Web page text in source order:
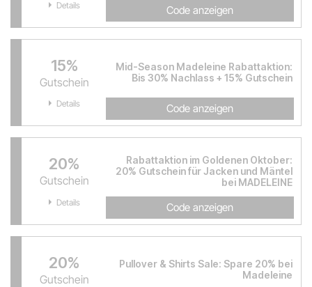
Details Code anzeigen
15%
Gutschein
Mid-Season Madeleine Rabattaktion:
Bis 30% Nachlass + 15% Gutschein
Details Code anzeigen
20%
Gutschein
Rabattaktion im Goldenen Oktober:
20% Gutschein für Jacken und Mäntel
bei MADELEINE
Details Code anzeigen
20%
Gutschein
Pullover & Shirts Sale: Spare 20% bei
Madeleine